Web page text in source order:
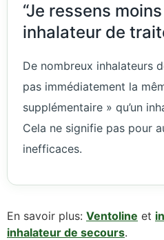
“Je ressens
inhalateur de
De nombreux inhalateurs
pas immédiatement la
supplémentaire » qu’un
Cela ne signifie pas pour
inefficaces.
En savoir plus: Ventoline et
inhalateur de secours.